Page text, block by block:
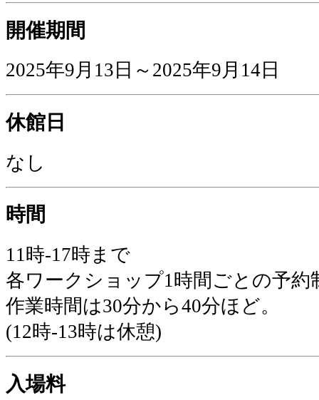
開催期間
2025年9月13日～2025年9月14日
休館日
なし
時間
11時-17時まで
各ワークショップ1時間ごとの予約
作業時間は30分から40分ほど。
(12時-13時は休憩)
入場料